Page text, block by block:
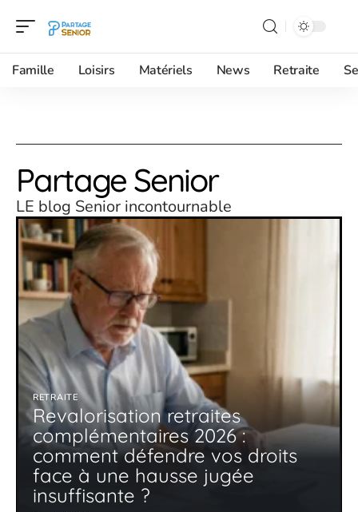
Famille Loisirs Matériels News Retraite
Partage Senior
LE blog Senior incontournable
RETRAITE
Revalorisation retraites
complémentaires 2026 :
comment défendre vos droits
face à une hausse jugée
insuffisante ?